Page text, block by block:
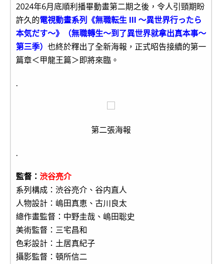
2024年6月底順利播畢動畫第二期之後，令人引頸期盼
許久的電視動畫系列《無職転生 III ～異世界行ったら
本気だす～》（無職轉生～到了異世界就拿出真本事～
第三季） 也終於釋出了全新海報，正式昭告接續的第一
篇章＜甲龍王篇＞即將來臨。
.
第二張海報
.
監督： 渋谷亮介
系列構成：渋谷亮介、谷内直人
人物設計：嶋田真恵、古川良太
總作畫監督：中野圭哉、嶋田聡史
美術監督：三宅昌和
色彩設計：土居真紀子
攝影監督：頓所信二